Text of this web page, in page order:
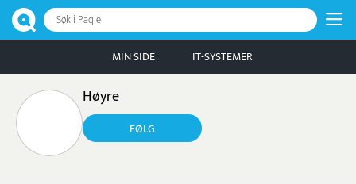
Søk i Paqle
MIN SIDE IT-SYSTEMER
Høyre
FØLG